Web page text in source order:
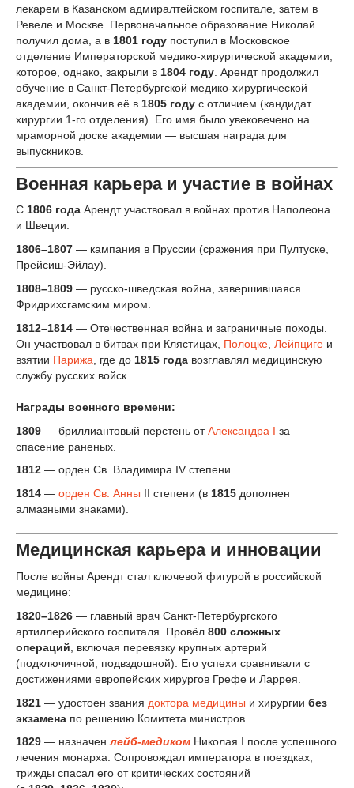
лекарем в Казанском адмиралтейском госпитале, затем в
Ревеле и Москве. Первоначальное образование Николай
получил дома, а в 1801 году поступил в Московское
отделение Императорской медико-хирургической академии,
которое, однако, закрыли в 1804 году . Арендт продолжил
обучение в Санкт-Петербургской медико-хирургической
академии, окончив её в 1805 году с отличием (кандидат
хирургии 1-го отделения). Его имя было увековечено на
мраморной доске академии — высшая награда для
выпускников.
Военная карьера и участие в войнах
С 1806 года Арендт участвовал в войнах против Наполеона
и Швеции:
1806–1807 — кампания в Пруссии (сражения при Пултуске,
Прейсиш-Эйлау).
1808–1809 — русско-шведская война, завершившаяся
Фридрихсгамским миром.
1812–1814 — Отечественная война и заграничные походы.
Он участвовал в битвах при Клястицах, Полоцке Лейпциге и
взятии Парижа , где до 1815 года возглавлял медицинскую
службу русских войск.
Награды военного времени:
1809 — бриллиантовый перстень отАлександра I за
спасение раненых.
1812 — орден Св. Владимира IV степени.
1814 — орден Св. Анны II степени (в 1815 дополнен
алмазными знаками).
Медицинская карьера и инновации
После войны Арендт стал ключевой фигурой в российской
медицине:
1820–1826 — главный врач Санкт-Петербургского
артиллерийского госпиталя. Провёл 800 сложных
операций , включая перевязку крупных артерий
(подключичной, подвздошной). Его успехи сравнивали с
достижениями европейских хирургов Грефе и Ларрея.
1821 — удостоен звания доктора медицины и хирургии без
экзамена по решению Комитета министров.
1829 — назначенлейб-медиком Николая I после успешного
лечения монарха. Сопровождал императора в поездках,
трижды спасал его от критических состояний